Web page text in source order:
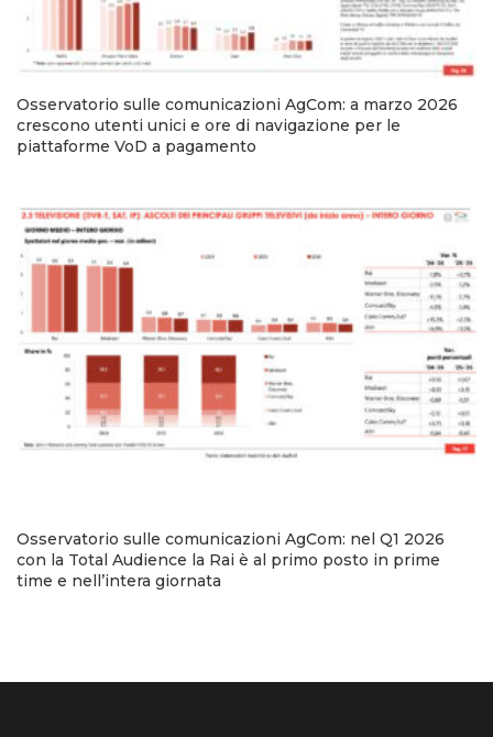
Osservatorio sulle comunicazioni AgCom: a marzo 2026
crescono utenti unici e ore di navigazione per le
piattaforme VoD a pagamento
Osservatorio sulle comunicazioni AgCom: nel Q1 2026
con la Total Audience la Rai è al primo posto in prime
time e nell’intera giornata